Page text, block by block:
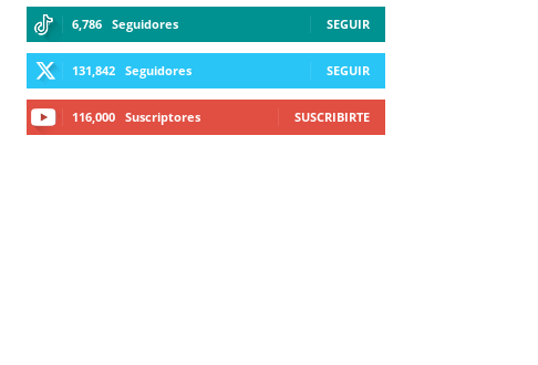
6,786 Seguidores SEGUIR
131,842 Seguidores SEGUIR
116,000 Suscriptores SUSCRIBIRTE